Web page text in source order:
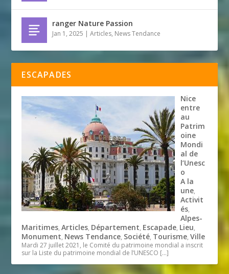
ranger Nature Passion
Jan 1, 2025 |Articles, News Tendance
ESCAPADES
Nice
entre
au
Patrim
oine
Mondi
al de
l’Unesc
o
A la
une,
Activit
és,
Alpes-
Maritimes,Articles, Département, Escapade, Lieu,
Monument, News Tendance, Société, Tourisme,Ville
Mardi 27 juillet 2021, le Comité du patrimoine mondial a inscrit
sur la Liste du patrimoine mondial de l’UNESCO […]